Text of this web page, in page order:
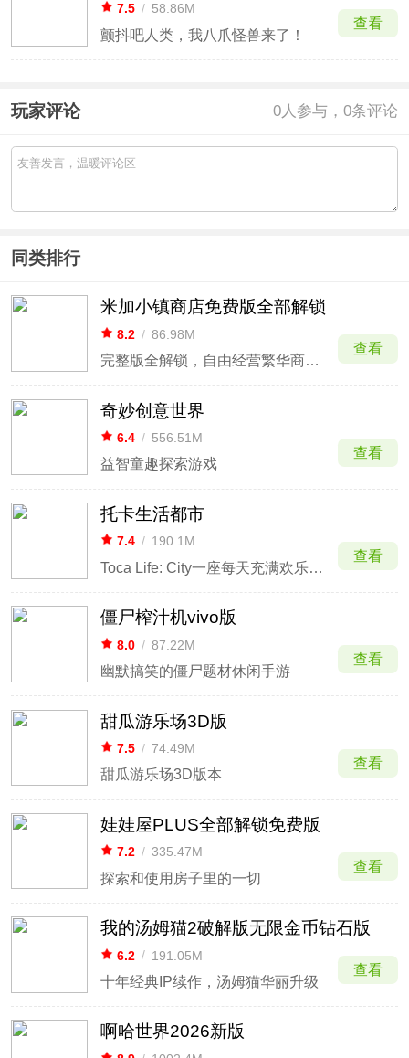
7.5 / 58.86M
颤抖吧人类，我八爪怪兽来了！
查看
玩家评论 0人参与，0条评论
同类排行
米加小镇商店免费版全部解锁
8.2 / 86.98M
完整版全解锁，自由经营繁华商业街区。
查看
奇妙创意世界
6.4 / 556.51M
益智童趣探索游戏
查看
托卡生活都市
7.4 / 190.1M
Toca Life: City一座每天充满欢乐的城市
查看
僵尸榨汁机vivo版
8.0 / 87.22M
幽默搞笑的僵尸题材休闲手游
查看
甜瓜游乐场3D版
7.5 / 74.49M
甜瓜游乐场3D版本
查看
娃娃屋PLUS全部解锁免费版
7.2 / 335.47M
探索和使用房子里的一切
查看
我的汤姆猫2破解版无限金币钻石版
6.2 / 191.05M
十年经典IP续作，汤姆猫华丽升级
查看
啊哈世界2026新版